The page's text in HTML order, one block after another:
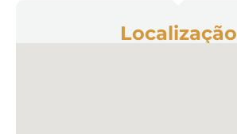
Localização